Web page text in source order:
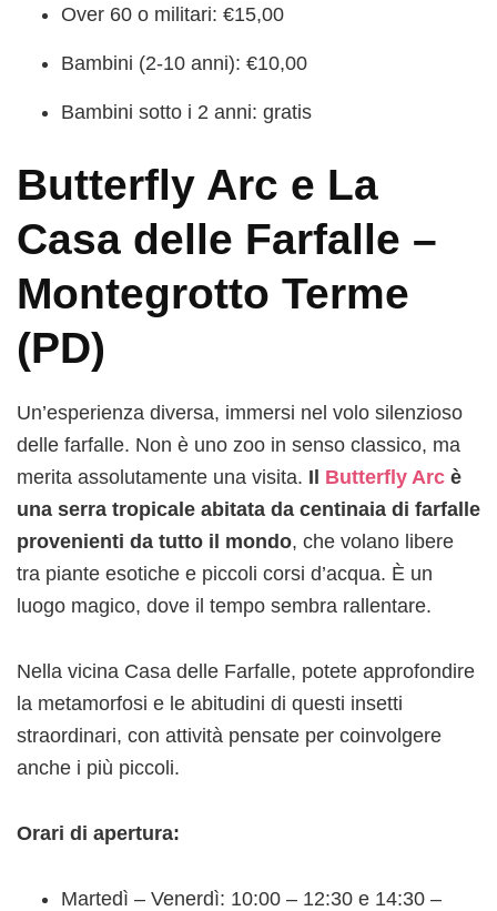
Over 60 o militari: €15,00
Bambini (2-10 anni): €10,00
Bambini sotto i 2 anni: gratis
Butterfly Arc e La
Casa delle Farfalle –
Montegrotto Terme
(PD)
Un’esperienza diversa, immersi nel volo silenzioso
delle farfalle. Non è uno zoo in senso classico, ma
merita assolutamente una visita. Il Butterfly Arc è
una serra tropicale abitata da centinaia di farfalle
provenienti da tutto il mondo, che volano libere
tra piante esotiche e piccoli corsi d’acqua. È un
luogo magico, dove il tempo sembra rallentare.
Nella vicina Casa delle Farfalle, potete approfondire
la metamorfosi e le abitudini di questi insetti
straordinari, con attività pensate per coinvolgere
anche i più piccoli.
Orari di apertura:
Martedì – Venerdì: 10:00 – 12:30 e 14:30 –